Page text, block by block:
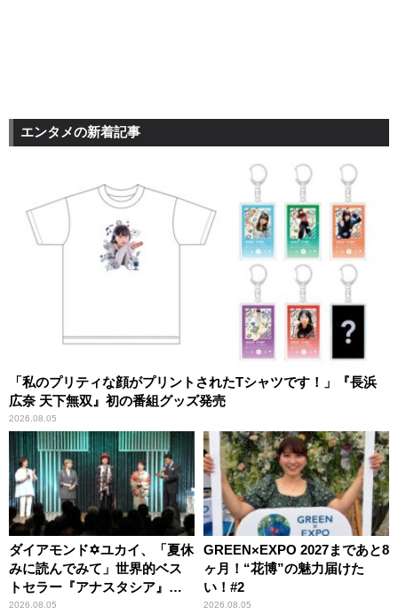
エンタメの新着記事
「私のプリティな顔がプリントされたTシャツです！」『長浜
広奈 天下無双』初の番組グッズ発売
2026.08.05
ダイアモンド✡ユカイ、「夏休
みに読んでみて」世界的ベス
トセラー『アナスタシア』を
紹介
2026.08.05
GREEN×EXPO 2027まであと8
ヶ月！“花博”の魅力届けた
い！#2
2026.08.05